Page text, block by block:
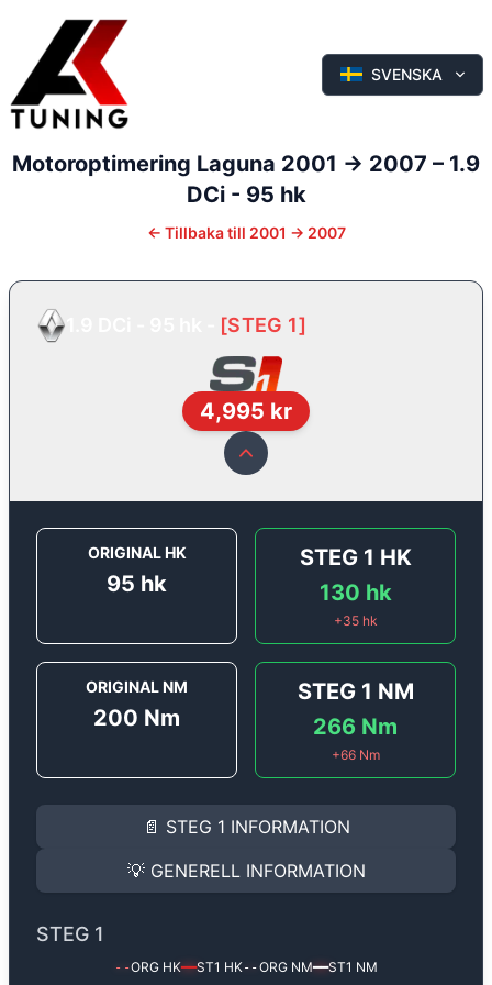
SVENSKA
Motoroptimering Laguna 2001 -> 2007 – 1.9
DCi - 95 hk
← Tillbaka till 2001 -> 2007
[STEG 1]
4,995 kr
ORIGINAL HK
95 hk
STEG 1 HK
130 hk
+35hk
ORIGINAL NM
200 Nm
STEG 1 NM
266 Nm
+66Nm
📄 STEG 1 INFORMATION
INFORMATION
Steg 1
Renault Laguna 1.9 DCi -
Effekten ökar från95 hk till130 hkoch
(+35 hk & +66 Nm).
Ger mer effekt, högre vridmoment, lägre
Steg 1 mjukvara justerar vi ett antal
💡 GENERELL INFORMATION
✅ All mjukvara är skräddarsydd för din bil
✅ Felsökning inann samt efter optimering
STEG 1
--ORG HK━━ST1 HK--ORG NM━━ST1 NM